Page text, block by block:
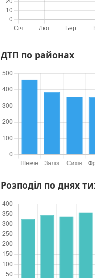
4
ДТП по районах
Розподіл по днях